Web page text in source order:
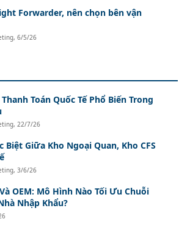
Forwarder, nên chọn bên vận
,6/5/26
Toán Quốc Tế Phổ Biến Trong
, 22/7/26
Biệt Giữa Kho Ngoại Quan, Kho CFS
,3/6/26
OEM: Mô Hình Nào Tối Ưu Chuỗi
Nhập Khẩu?